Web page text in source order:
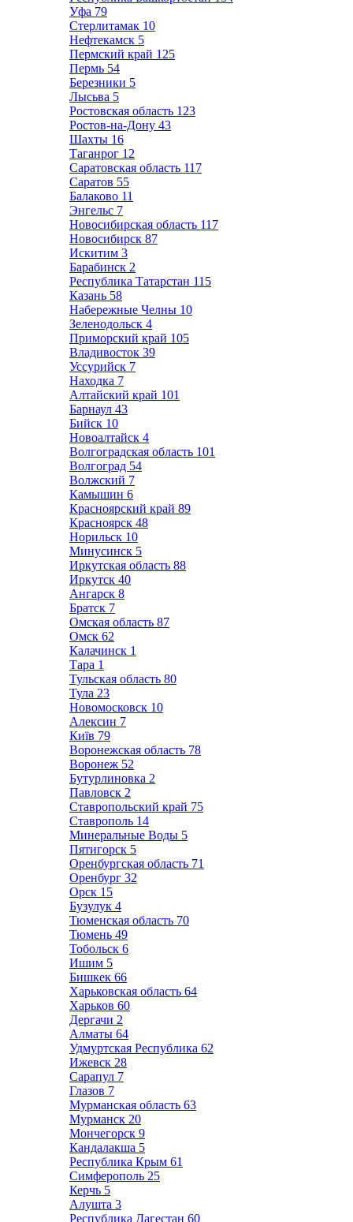
Уфа 79
Стерлитамак 10
Нефтекамск 5
Пермский край 125
Пермь 54
Березники 5
Лысьва 5
Ростовская область 123
Ростов-на-Дону 43
Шахты 16
Таганрог 12
Саратовская область 117
Саратов 55
Балаково 11
Энгельс 7
Новосибирская область 117
Новосибирск 87
Искитим 3
Барабинск 2
Республика Татарстан 115
Казань 58
Набережные Челны 10
Зеленодольск 4
Приморский край 105
Владивосток 39
Уссурийск 7
Находка 7
Алтайский край 101
Барнаул 43
Бийск 10
Новоалтайск 4
Волгоградская область 101
Волгоград 54
Волжский 7
Камышин 6
Красноярский край 89
Красноярск 48
Норильск 10
Минусинск 5
Иркутская область 88
Иркутск 40
Ангарск 8
Братск 7
Омская область 87
Омск 62
Калачинск 1
Тара 1
Тульская область 80
Тула 23
Новомосковск 10
Алексин 7
Київ 79
Воронежская область 78
Воронеж 52
Бутурлиновка 2
Павловск 2
Ставропольский край 75
Ставрополь 14
Минеральные Воды 5
Пятигорск 5
Оренбургская область 71
Оренбург 32
Орск 15
Бузулук 4
Тюменская область 70
Тюмень 49
Тобольск 6
Ишим 5
Бишкек 66
Харьковская область 64
Харьков 60
Дергачи 2
Алматы 64
Удмуртская Республика 62
Ижевск 28
Сарапул 7
Глазов 7
Мурманская область 63
Мурманск 20
Мончегорск 9
Кандалакша 5
Республика Крым 61
Симферополь 25
Керчь 5
Алушта 3
Республика Дагестан 60